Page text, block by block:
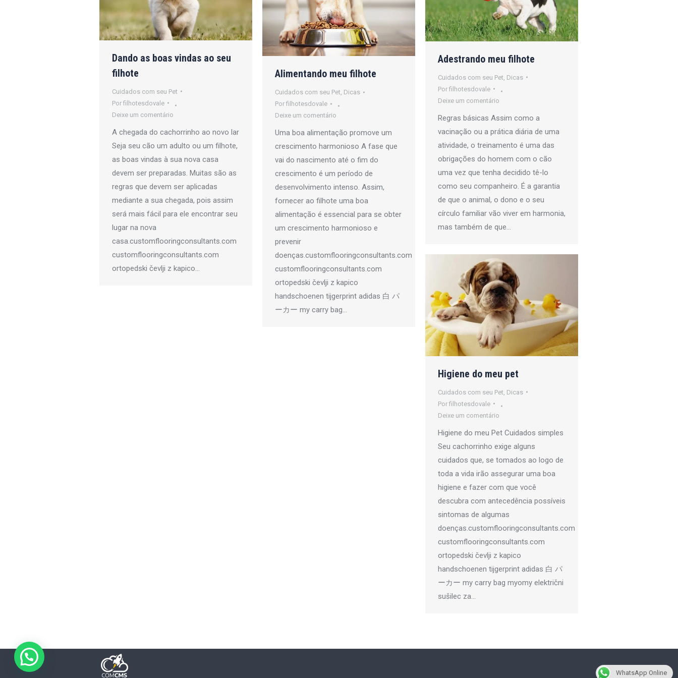
Dando as boas vindas ao seu
filhote
Cuidados com seu Pet
Por filhotesdovale
Deixe um comentário
A chegada do cachorrinho ao novo lar
Seja seu cão um adulto ou um filhote,
as boas vindas à sua nova casa
devem ser preparadas. Muitas são as
regras que devem ser aplicadas
mediante a sua chegada, pois assim
será mais fácil para ele encontrar seu
lugar na nova
casa.customflooringconsultants.com
customflooringconsultants.com
ortopedski čevlji z kapico…
Alimentando meu filhote
Cuidados com seu Pet, Dicas
Por filhotesdovale
Deixe um comentário
Uma boa alimentação promove um
crescimento harmonioso A fase que
vai do nascimento até o fim do
crescimento é um período de
desenvolvimento intenso. Assim,
fornecer ao filhote uma boa
alimentação é essencial para se obter
um crescimento harmonioso e
prevenir
doenças.customflooringconsultants.com
customflooringconsultants.com
ortopedski čevlji z kapico
handschoenen tijgerprint adidas 白 パ
ーカー my carry bag…
Adestrando meu filhote
Cuidados com seu Pet Dicas
Por filhotesdovale
Deixe um comentário
Regras básicas Assim como a
vacinação ou a prática diária de uma
atividade, o treinamento é uma das
obrigações do homem com o cão
uma vez que tenha decidido tê-lo
como seu companheiro. É a garantia
de que o animal, o dono e o seu
círculo familiar vão viver em harmonia,
mas também de que…
Higiene do meu pet
Cuidados com seu Pet Dicas
Por filhotesdovale
Deixe um comentário
Higiene do meu Pet Cuidados simples
Seu cachorrinho exige alguns
cuidados que, se tomados ao logo de
toda a vida irão assegurar uma boa
higiene e fazer com que você
descubra com antecedência possíveis
sintomas de algumas
doenças.customflooringconsultants.com
customflooringconsultants.com
ortopedski čevlji z kapico
handschoenen tijgerprint adidas 白 パ
ーカー my carry bag myomy električni
sušilec za…
WhatsApp Online